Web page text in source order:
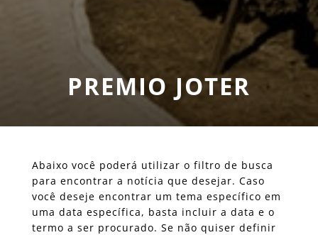
PREMIO JOTER
Abaixo você poderá utilizar o filtro de busca
para encontrar a notícia que desejar. Caso
você deseje encontrar um tema específico em
uma data específica, basta incluir a data e o
termo a ser procurado. Se não quiser definir